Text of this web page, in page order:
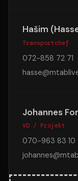
Hašim
Transportchef
072-858 72 71
Johannes
VD / Projekt
070-963 83 10